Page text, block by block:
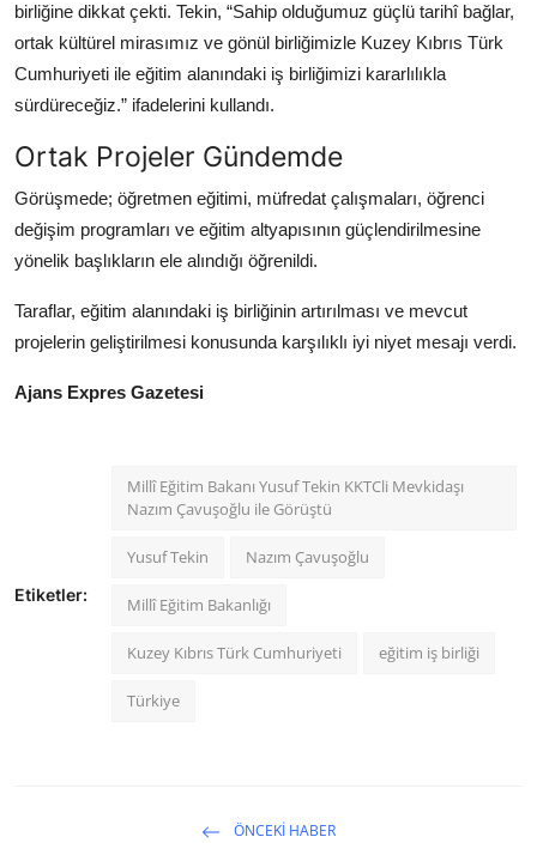
E-GAZETE
birliğine dikkat çekti. Tekin, “Sahip olduğumuz güçlü tarihî bağlar,
ortak kültürel mirasımız ve gönül birliğimizle Kuzey Kıbrıs Türk
Cumhuriyeti ile eğitim alanındaki iş birliğimizi kararlılıkla
sürdüreceğiz.” ifadelerini kullandı.
Ortak Projeler Gündemde
Görüşmede; öğretmen eğitimi, müfredat çalışmaları, öğrenci
değişim programları ve eğitim altyapısının güçlendirilmesine
yönelik başlıkların ele alındığı öğrenildi.
Taraflar, eğitim alanındaki iş birliğinin artırılması ve mevcut
projelerin geliştirilmesi konusunda karşılıklı iyi niyet mesajı verdi.
Ajans Expres Gazetesi
Etiketler:
Millî Eğitim Bakanı Yusuf Tekin KKTCli Mevkidaşı
Nazım Çavuşoğlu ile Görüştü
Yusuf Tekin Nazım Çavuşoğlu
Millî Eğitim Bakanlığı
Kuzey Kıbrıs Türk Cumhuriyeti eğitim iş birliği
Türkiye
ÖNCEKI HABER